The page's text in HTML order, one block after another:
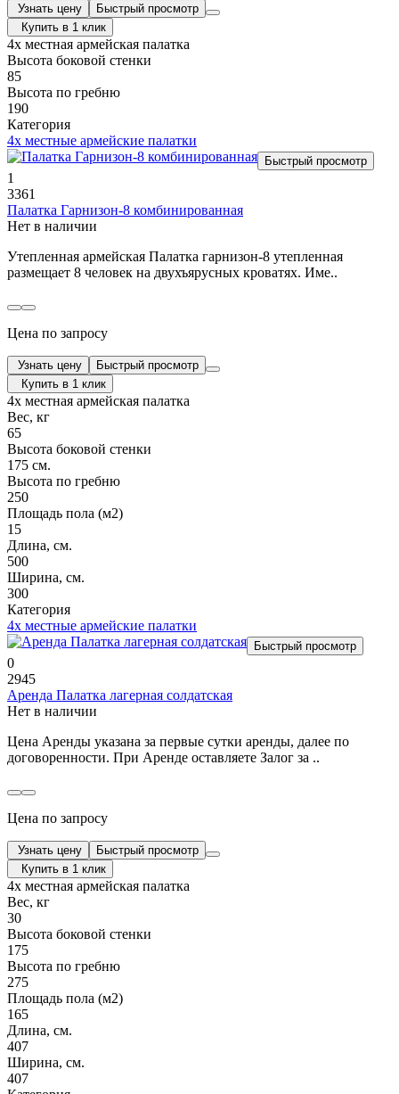
Узнать цену
Быстрый просмотр
Купить в 1 клик
4х местная армейская палатка
Высота боковой стенки
85
Высота по гребню
190
Категория
4х местные армейские палатки
Быстрый просмотр
1
3361
Палатка Гарнизон-8 комбинированная
Нет в наличии
Утепленная армейская Палатка гарнизон-8 утепленная
размещает 8 человек на двухъярусных кроватях. Име..
Цена по запросу
Узнать цену
Быстрый просмотр
Купить в 1 клик
4х местная армейская палатка
Вес, кг
65
Высота боковой стенки
175 см.
Высота по гребню
250
Площадь пола (м2)
15
Длина, см.
500
Ширина, см.
300
Категория
4х местные армейские палатки
Быстрый просмотр
0
2945
Аренда Палатка лагерная солдатская
Нет в наличии
Цена Аренды указана за первые сутки аренды, далее по
договоренности. При Аренде оставляете Залог за ..
Цена по запросу
Узнать цену
Быстрый просмотр
Купить в 1 клик
4х местная армейская палатка
Вес, кг
30
Высота боковой стенки
175
Высота по гребню
275
Площадь пола (м2)
165
Длина, см.
407
Ширина, см.
407